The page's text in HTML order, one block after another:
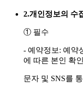
2.개인정보의 수
① 필수
- 예약정보: 예약
에 따른 본인 확
문자 및 SNS를